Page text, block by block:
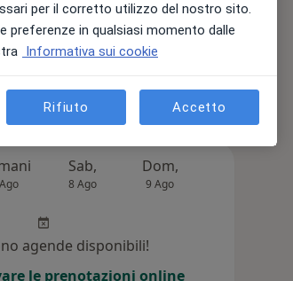
Sab,
8 Ago
Dom,
9 Ago
agende disponibili!
le prenotazioni online
per il corretto utilizzo del nostro sito.
preferenze in qualsiasi momento dalle
Informativa sui cookie
Rifiuto Accetto